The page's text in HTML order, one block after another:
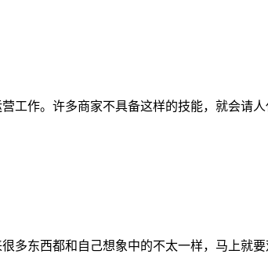
作。许多商家不具备这样的技能，就会请
东西都和自己想象中的不太一样，马上就